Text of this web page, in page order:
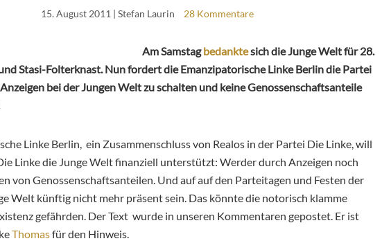
15. August 2011 | Stefan Laurin 28 Kommentare
Am Samstagbedanktesich die Junge Welt für 28.
Stasi-Folterknast. Nun fordert die Emanzipatorische Linke Berlin die Partei
bei der Jungen Welt zu schalten und keine Genossenschaftsanteile
Linke Berlin, ein Zusammenschluss von Realos in der Partei Die Linke, will
Linke die Junge Welt finanziell unterstützt: Werder durch Anzeigen noch
von Genossenschaftsanteilen. Und auf auf den Parteitagen und Festen der
Welt künftig nicht mehr präsent sein. Das könnte die notorisch klamme
gefährden. Der Text wurde in unseren Kommentaren gepostet. Er ist
Thomasfür den Hinweis.